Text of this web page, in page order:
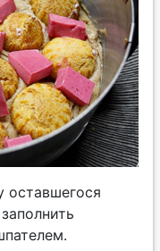
оставшегося